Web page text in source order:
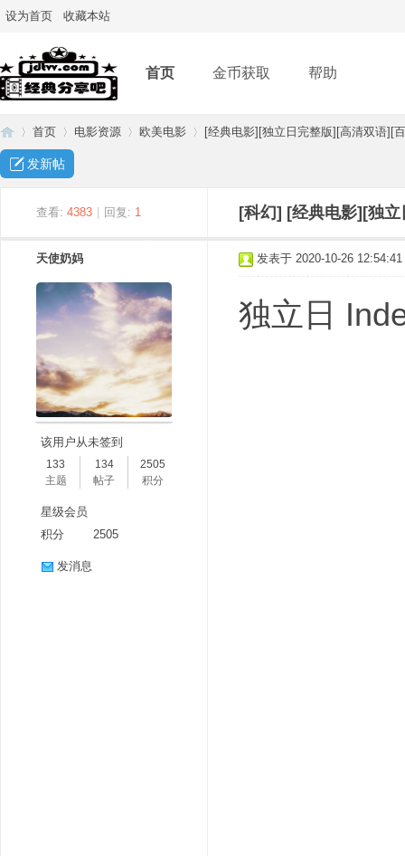
设为首页 收藏本站
首页 金币获取 帮助
首页
›
电影资源
›
欧美电影 [经典电影][独立日完整版][高清双语][
发新帖
查看: 4383 回复: 1 [科幻] [经典电影][独
天使奶妈
该用户从未签到
133
主题
134
帖子
2505
积分
星级会员
积分
2505
发消息
发表于 2020-10-26 12:54:41
独立日